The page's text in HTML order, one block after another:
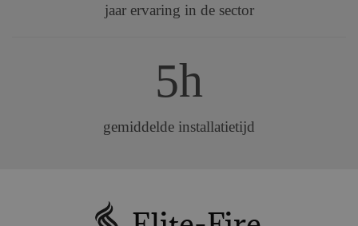
jaar ervaring in de sector
5h
gemiddelde installatietijd